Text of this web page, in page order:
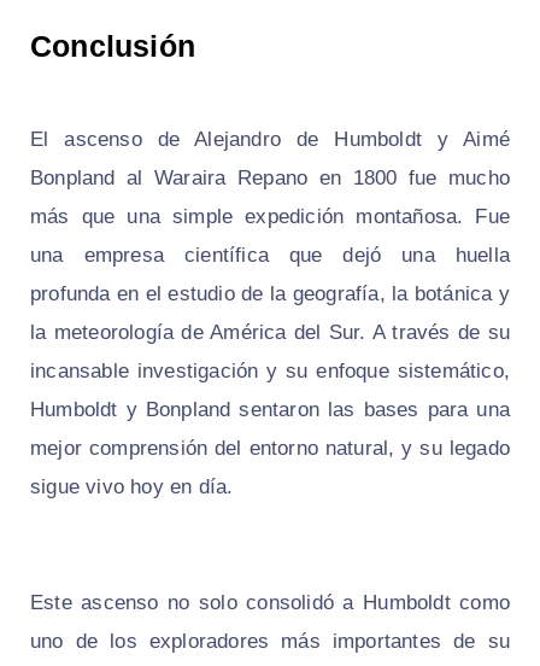
Conclusión
El ascenso de Alejandro de Humboldt y Aimé
Bonpland al Waraira Repano en 1800 fue mucho
más que una simple expedición montañosa. Fue
una empresa científica que dejó una huella
profunda en el estudio de la geografía, la botánica y
la meteorología de América del Sur. A través de su
incansable investigación y su enfoque sistemático,
Humboldt y Bonpland sentaron las bases para una
mejor comprensión del entorno natural, y su legado
sigue vivo hoy en día.
Este ascenso no solo consolidó a Humboldt como
uno de los exploradores más importantes de su